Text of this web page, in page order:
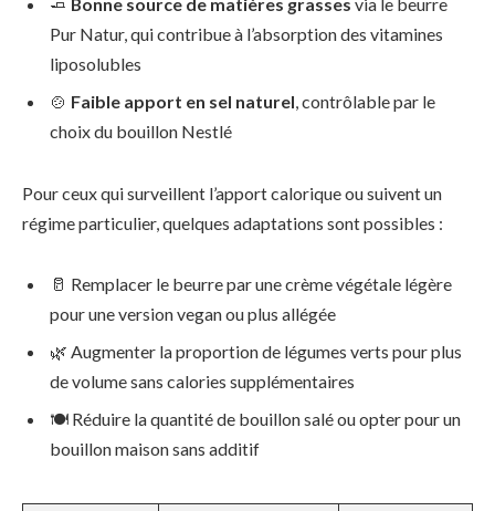
Pur Natur, qui contribue à l’absorption des vitamines
liposolubles
🍲 Faible apport en sel naturel, contrôlable par le
choix du bouillon Nestlé
Pour ceux qui surveillent l’apport calorique ou suivent un
régime particulier, quelques adaptations sont possibles :
🥛 Remplacer le beurre par une crème végétale légère
pour une version vegan ou plus allégée
🌿 Augmenter la proportion de légumes verts pour plus
de volume sans calories supplémentaires
🍽 Réduire la quantité de bouillon salé ou opter pour un
bouillon maison sans additif